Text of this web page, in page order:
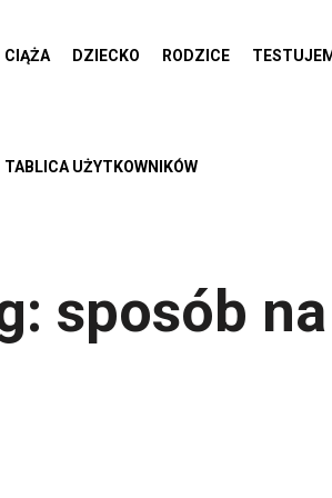
CIĄŻA DZIECKO RODZICE
TABLICA UŻYTKOWNIKÓW
sposób